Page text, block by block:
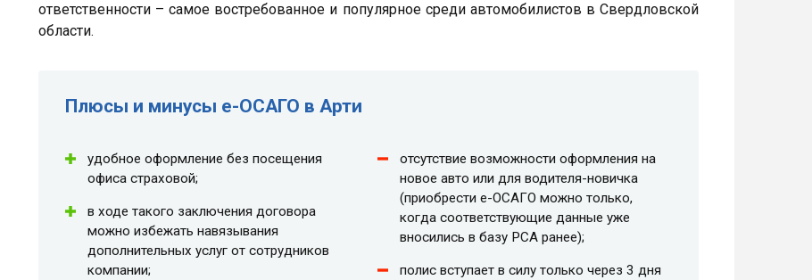
ответственности – самое востребованное и популярное среди автомобилистов в Свердловской
области.
Плюсы и минусы e-ОСАГО в Арти
удобное оформление без посещения
офиса страховой;
в ходе такого заключения договора
можно избежать навязывания
дополнительных услуг от сотрудников
компании;
отсутствие возможности оформления на
новое авто или для водителя-новичка
(приобрести e-ОСАГО можно только,
когда соответствующие данные уже
вносились в базу РСА ранее);
полис вступает в силу только через 3 дня